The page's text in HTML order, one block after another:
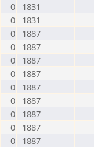
0
1831
0
1831
0
1887
0
1887
0
1887
0
1887
0
1887
0
1887
0
1887
0
1887
0 1887